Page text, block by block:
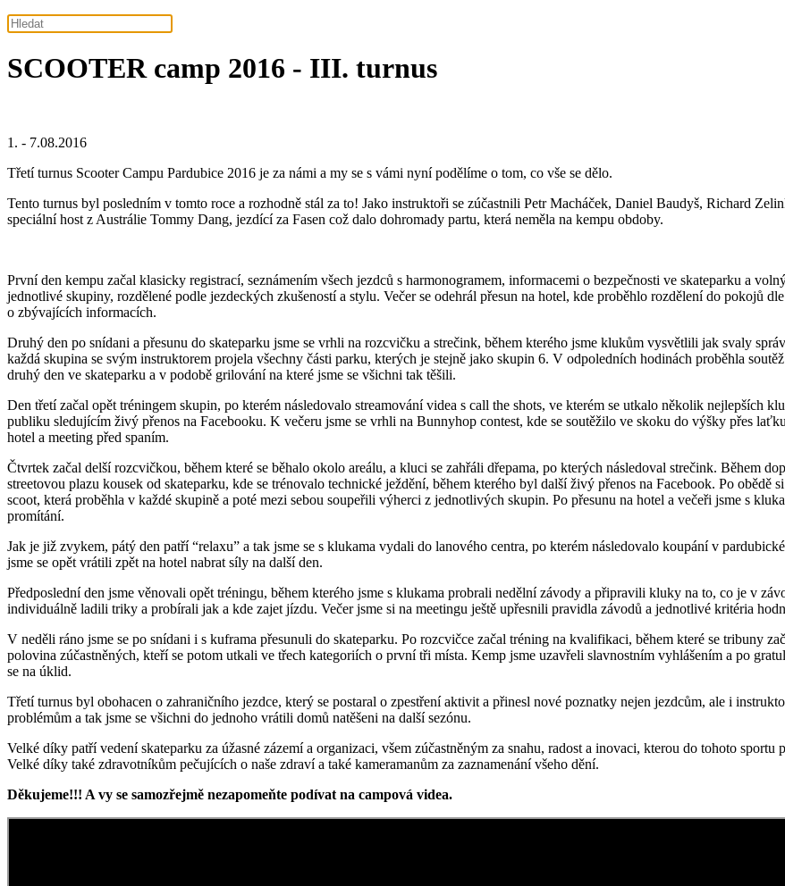
SCOOTER camp 2016 - III. turnus
1. - 7.08.2016
Třetí turnus Scooter Campu Pardubice 2016 je za námi a my se s vámi nyní podělíme o tom, co vše se dělo.
Tento turnus byl posledním v tomto roce a rozhodně stál za to! Jako instruktoři se zúčastnili Petr Macháček, Daniel Baudyš, Richard
speciální host z Austrálie Tommy Dang, jezdící za Fasen což dalo dohromady partu, která neměla na kempu obdoby.
První den kempu začal klasicky registrací, seznámením všech jezdců s harmonogramem, informacemi o bezpečnosti ve skateparku a
jednotlivé skupiny, rozdělené podle jezdeckých zkušeností a stylu. Večer se odehrál přesun na hotel, kde proběhlo rozdělení do pokojů
o zbývajících informacích.
Druhý den po snídani a přesunu do skateparku jsme se vrhli na rozcvičku a strečink, během kterého jsme klukům vysvětlili jak svaly
každá skupina se svým instruktorem projela všechny části parku, kterých je stejně jako skupin 6. V odpoledních hodinách proběhla
druhý den ve skateparku a v podobě grilování na které jsme se všichni tak těšili.
Den třetí začal opět tréningem skupin, po kterém následovalo streamování videa s call the shots, ve kterém se utkalo několik nejlepších
publiku sledujícím živý přenos na Facebooku. K večeru jsme se vrhli na Bunnyhop contest, kde se soutěžilo ve skoku do výšky přes
hotel a meeting před spaním.
Čtvrtek začal delší rozcvičkou, během které se běhalo okolo areálu, a kluci se zahřáli dřepama, po kterých následoval strečink. Během
streetovou plazu kousek od skateparku, kde se trénovalo technické ježdění, během kterého byl další živý přenos na Facebook. Po obědě
scoot, která proběhla v každé skupině a poté mezi sebou soupeřili výherci z jednotlivých skupin. Po přesunu na hotel a večeři jsme s
promítání.
Jak je již zvykem, pátý den patří “relaxu” a tak jsme se s klukama vydali do lanového centra, po kterém následovalo koupání v
jsme se opět vrátili zpět na hotel nabrat síly na další den.
Předposlední den jsme věnovali opět tréningu, během kterého jsme s klukama probrali nedělní závody a připravili kluky na to, co je v
individuálně ladili triky a probírali jak a kde zajet jízdu. Večer jsme si na meetingu ještě upřesnili pravidla závodů a jednotlivé kritéria
V neděli ráno jsme se po snídani i s kuframa přesunuli do skateparku. Po rozcvičce začal tréning na kvalifikaci, během které se tribuny
polovina zúčastněných, kteří se potom utkali ve třech kategoriích o první tři místa. Kemp jsme uzavřeli slavnostním vyhlášením a po
se na úklid.
Třetí turnus byl obohacen o zahraničního jezdce, který se postaral o zpestření aktivit a přinesl nové poznatky nejen jezdcům, ale i
problémům a tak jsme se všichni do jednoho vrátili domů natěšeni na další sezónu.
Velké díky patří vedení skateparku za úžasné zázemí a organizaci, všem zúčastněným za snahu, radost a inovaci, kterou do tohoto
Velké díky také zdravotníkům pečujících o naše zdraví a také kameramanům za zaznamenání všeho dění.
Děkujeme!!! A vy se samozřejmě nezapomeňte podívat na campová videa.